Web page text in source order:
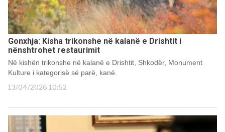
Gonxhja: Kisha trikonshe në kalanë e Drishtit i
nënshtrohet restaurimit
Në kishën trikonshe në kalanë e Drishtit, Shkodër, Monument
Kulture i kategorisë së parë, kanë.
13/04/2026 10:52